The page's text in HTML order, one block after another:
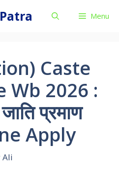
Menu
Caste
Wb 2026 :
प्रमाण
Apply
Ali